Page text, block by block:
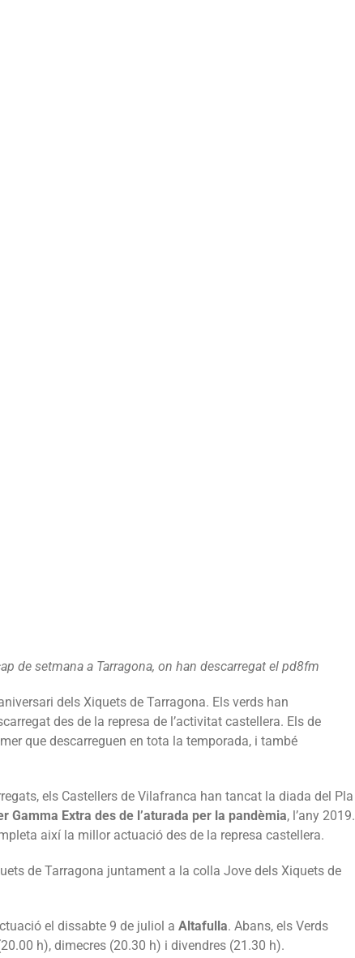
de setmana a Tarragona, on han descarregat el pd8fm
dels Xiquets de Tarragona. Els verds han
des de la represa de l’activitat castellera. Els de
que descarreguen en tota la temporada, i també
els Castellers de Vilafranca han tancat la diada del Pla
Gamma Extra des de l’aturada per la pandèmia, l’any 2019.
així la millor actuació des de la represa castellera.
de Tarragona juntament a la colla Jove dels Xiquets de
el dissabte 9 de juliol a Altafulla. Abans, els Verds
h), dimecres (20.30 h) i divendres (21.30 h).